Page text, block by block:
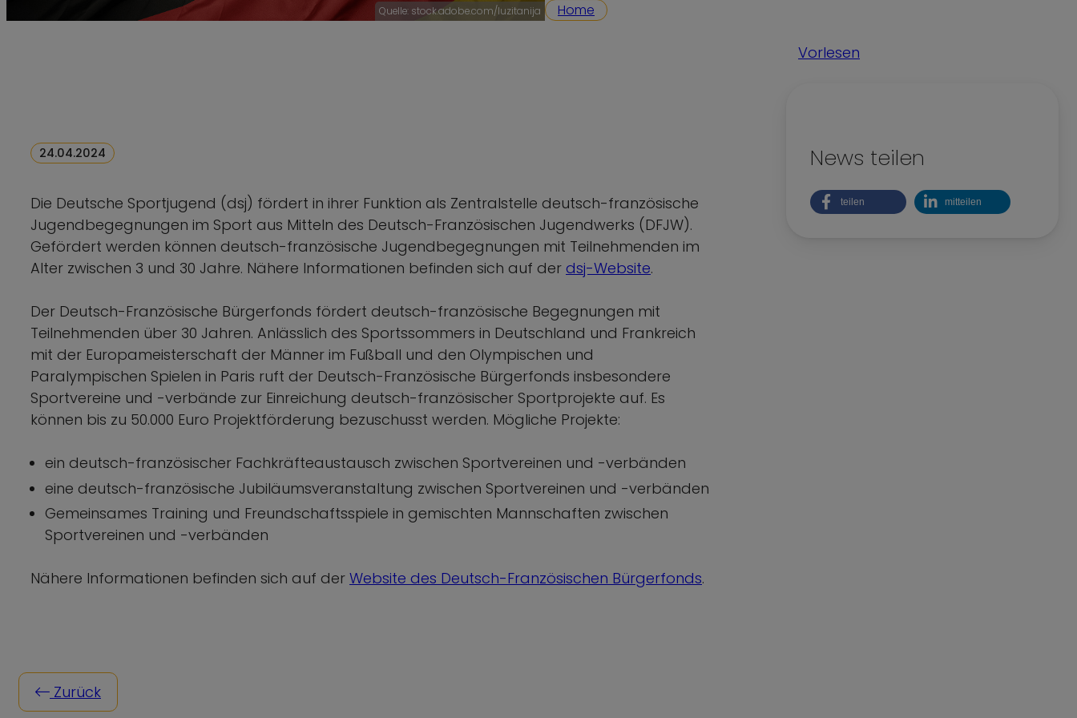
Nachhaltigkeit
Quelle: stock.adobe.com/luzitanija Home
24.04.2024
Die Deutsche Sportjugend (dsj) fördert in ihrer Funktion als Zentralstelle deutsch-französische
Jugendbegegnungen im Sport aus Mitteln des Deutsch-Französischen Jugendwerks (DFJW).
Gefördert werden können deutsch-französische Jugendbegegnungen mit Teilnehmenden im
Alter zwischen 3 und 30 Jahre. Nähere Informationen befinden sich auf der dsj-Website.
Der Deutsch-Französische Bürgerfonds fördert deutsch-französische Begegnungen mit
Teilnehmenden über 30 Jahren. Anlässlich des Sportssommers in Deutschland und Frankreich
mit der Europameisterschaft der Männer im Fußball und den Olympischen und
Paralympischen Spielen in Paris ruft der Deutsch-Französische Bürgerfonds insbesondere
Sportvereine und -verbände zur Einreichung deutsch-französischer Sportprojekte auf. Es
können bis zu 50.000 Euro Projektförderung bezuschusst werden. Mögliche Projekte:
ein deutsch-französischer Fachkräfteaustausch zwischen Sportvereinen und -verbänden
eine deutsch-französische Jubiläumsveranstaltung zwischen Sportvereinen und -verbänden
Gemeinsames Training und Freundschaftsspiele in gemischten Mannschaften zwischen
Sportvereinen und -verbänden
Nähere Informationen befinden sich auf der Website des Deutsch-Französischen Bürgerfonds.
Zurück
Vorlesen
News teilen
teilen mitteilen